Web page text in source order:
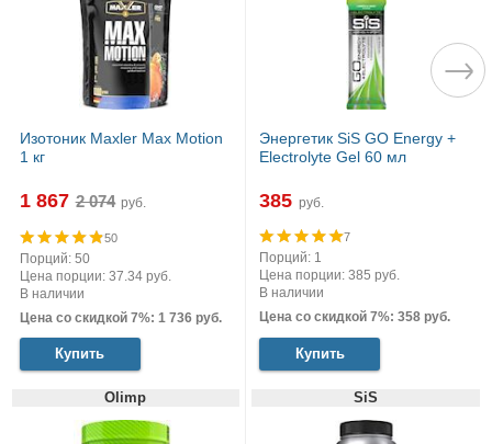
Изотоник Maxler Max Motion
1 кг
1 867 руб.
50
Порций: 50
Цена порции: 37.34 руб.
В наличии
Цена со скидкой 7%: 1 736 руб.
Купить
Энергетик SiS GO Energy +
Electrolyte Gel 60 мл
385 руб.
7
Порций: 1
Цена порции: 385 руб.
В наличии
Цена со скидкой 7%: 358 руб.
Купить
Olimp SiS